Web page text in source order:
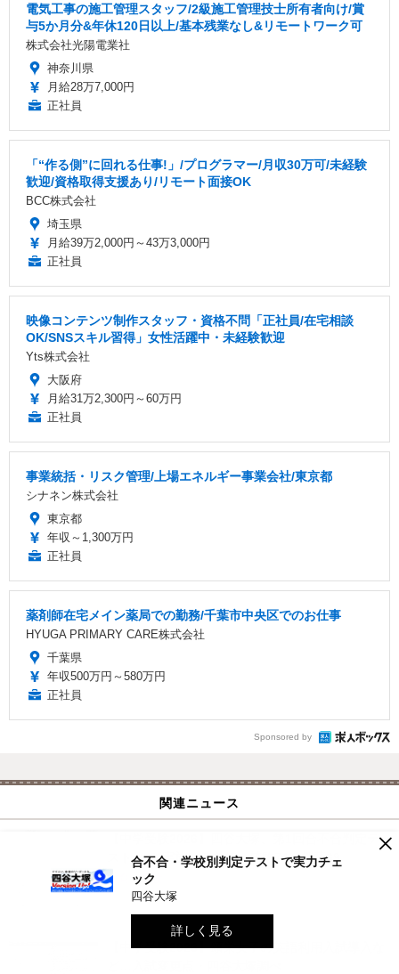
電気工事の施工管理スタッフ/2級施工管理技士所有者向け/賞
与5か月分&年休120日以上/基本残業なし&リモートワーク可
株式会社光陽電業社
神奈川県
月給28万7,000円
正社員
「“作る側”に回れる仕事!」/プログラマー/月収30万可/未経験
歓迎/資格取得支援あり/リモート面接OK
BCC株式会社
埼玉県
月給39万2,000円～43万3,000円
正社員
映像コンテンツ制作スタッフ・資格不問「正社員/在宅相談
OK/SNSスキル習得」女性活躍中・未経験歓迎
Yts株式会社
大阪府
月給31万2,300円～60万円
正社員
事業統括・リスク管理/上場エネルギー事業会社/東京都
シナネン株式会社
東京都
年収～1,300万円
正社員
薬剤師在宅メイン薬局での勤務/千葉市中央区でのお仕事
HYUGA PRIMARY CARE株式会社
千葉県
年収500万円～580万円
正社員
Sponsored by
関連ニュース
スト（4/6実施）偏差値…筑駒74・桜蔭69
教育・受験
2025.5.7 Wed 14:15
【中学受験2026】頌栄女子の英語利用入試導入な
×
合不合・学校別判定テストで実力チェ
ック
四谷大塚
詳しく見る